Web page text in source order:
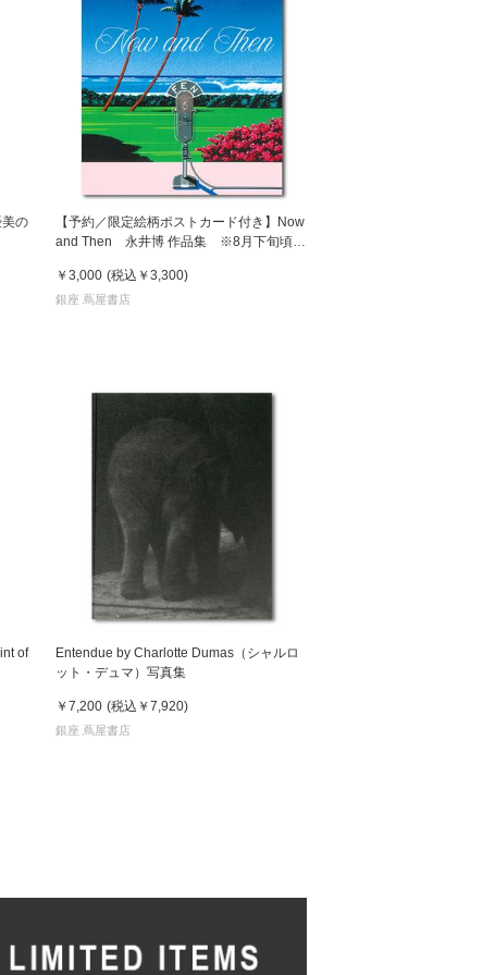
の
【予約／限定絵柄ポストカード付き】Now
and Then 永井博 作品集 ※8月下旬頃の
￥3,000 (税込 ￥3,300)
銀座 蔦屋書店
of
Entendue by Charlotte Dumas（シャルロ
ット・デュマ）写真集
￥7,200 (税込 ￥7,920)
銀座 蔦屋書店